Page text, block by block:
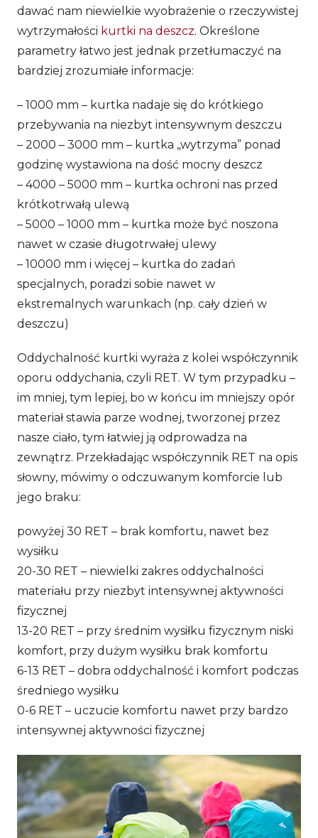
dawać nam niewielkie wyobrażenie o rzeczywistej
wytrzymałości kurtki na deszcz. Określone
parametry łatwo jest jednak przetłumaczyć na
bardziej zrozumiałe informacje:
– 1000 mm – kurtka nadaje się do krótkiego
przebywania na niezbyt intensywnym deszczu
– 2000 – 3000 mm – kurtka „wytrzyma” ponad
godzinę wystawiona na dość mocny deszcz
– 4000 – 5000 mm – kurtka ochroni nas przed
krótkotrwałą ulewą
– 5000 – 1000 mm – kurtka może być noszona
nawet w czasie długotrwałej ulewy
– 10000 mm i więcej – kurtka do zadań
specjalnych, poradzi sobie nawet w
ekstremalnych warunkach (np. cały dzień w
deszczu)
Oddychalność kurtki wyraża z kolei współczynnik
oporu oddychania, czyli RET. W tym przypadku –
im mniej, tym lepiej, bo w końcu im mniejszy opór
materiał stawia parze wodnej, tworzonej przez
nasze ciało, tym łatwiej ją odprowadza na
zewnątrz. Przekładając współczynnik RET na opis
słowny, mówimy o odczuwanym komforcie lub
jego braku:
powyżej 30 RET – brak komfortu, nawet bez
wysiłku
20-30 RET – niewielki zakres oddychalności
materiału przy niezbyt intensywnej aktywności
fizycznej
13-20 RET – przy średnim wysiłku fizycznym niski
komfort, przy dużym wysiłku brak komfortu
6-13 RET – dobra oddychalność i komfort podczas
średniego wysiłku
0-6 RET – uczucie komfortu nawet przy bardzo
intensywnej aktywności fizycznej